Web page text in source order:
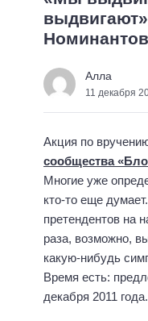
Номинантов
Алла
11 декабря
Акция по
сообщества
Многие уже
кто-то еще
претендентов на
раза, возможно,
какую-нибудь
Время есть:
декабря 2011 года.